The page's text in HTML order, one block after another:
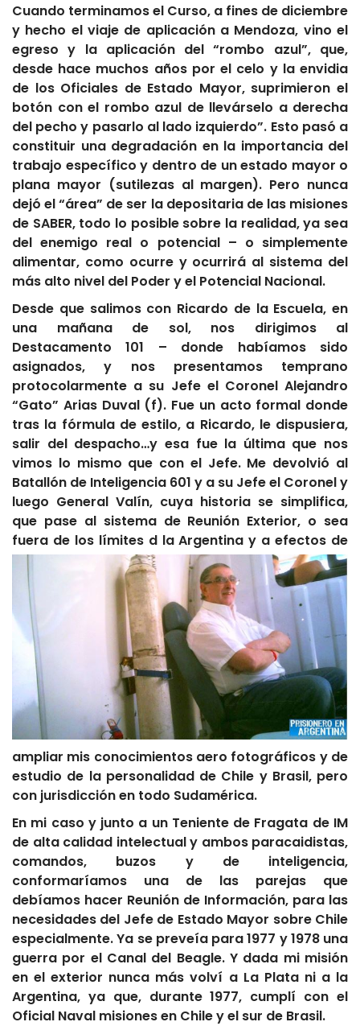
Cuando terminamos el Curso, a fines de diciembre
y hecho el viaje de aplicación a Mendoza, vino el
egreso y la aplicación del “rombo azul”, que,
desde hace muchos años por el celo y la envidia
de los Oficiales de Estado Mayor, suprimieron el
botón con el rombo azul de llevárselo a derecha
del pecho y pasarlo al lado izquierdo”. Esto pasó a
constituir una degradación en la importancia del
trabajo específico y dentro de un estado mayor o
plana mayor (sutilezas al margen). Pero nunca
dejó el “área” de ser la depositaria de las misiones
de SABER, todo lo posible sobre la realidad, ya sea
del enemigo real o potencial – o simplemente
alimentar, como ocurre y ocurrirá al sistema del
más alto nivel del Poder y el Potencial Nacional.
Desde que salimos con Ricardo de la Escuela, en
una mañana de sol, nos dirigimos al
Destacamento 101 – donde habíamos sido
asignados, y nos presentamos temprano
protocolarmente a su Jefe el Coronel Alejandro
“Gato” Arias Duval (f). Fue un acto formal donde
tras la fórmula de estilo, a Ricardo, le dispusiera,
salir del despacho…y esa fue la última que nos
vimos lo mismo que con el Jefe. Me devolvió al
Batallón de Inteligencia 601 y a su Jefe el Coronel y
luego General Valín, cuya historia se simplifica,
que pase al sistema de Reunión Exterior, o sea
fuera de los límites d la Argentina y aefectos de
ampliar mis conocimientos aero fotográficos y de
estudio de la personalidad de Chile y Brasil, pero
con jurisdicción en todo Sudamérica.
En mi caso y junto a un Teniente de Fragata de IM
de alta calidad intelectual y ambos paracaidistas,
comandos, buzos y de inteligencia,
conformaríamos una de las parejas que
debíamos hacer Reunión de Información, para las
necesidades del Jefe de Estado Mayor sobre Chile
especialmente. Ya se preveía para 1977 y 1978 una
guerra por el Canal del Beagle. Y dada mi misión
en el exterior nunca más volví a La Plata ni a la
Argentina, ya que, durante 1977, cumplí con el
Oficial Naval misiones en Chile y el sur de Brasil.